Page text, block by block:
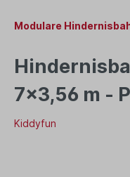
Modulare
7x3,56 m -
Kiddyfun